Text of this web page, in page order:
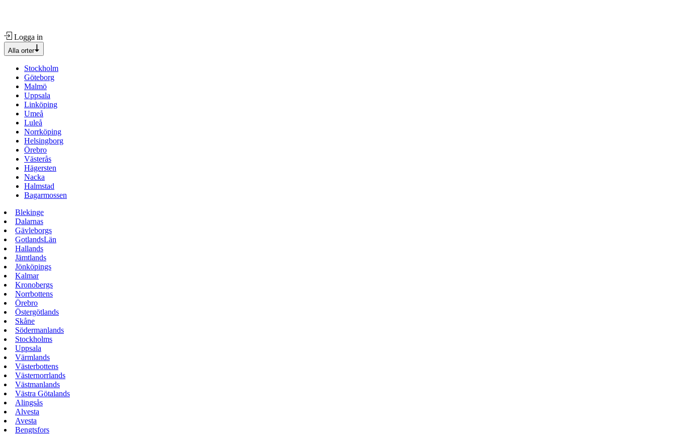
Logga in
Alla orter
Stockholm
Göteborg
Malmö
Uppsala
Linköping
Umeå
Luleå
Norrköping
Helsingborg
Örebro
Västerås
Hägersten
Nacka
Halmstad
Bagarmossen
Blekinge
Dalarnas
Gävleborgs
GotlandsLän
Hallands
Jämtlands
Jönköpings
Kalmar
Kronobergs
Norrbottens
Örebro
Östergötlands
Skåne
Södermanlands
Stockholms
Uppsala
Värmlands
Västerbottens
Västernorrlands
Västmanlands
Västra Götalands
Alingsås
Alvesta
Avesta
Bengtsfors